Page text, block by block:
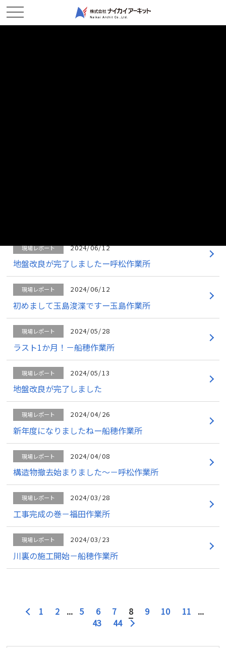
現場レポート 2024/06/12
地盤改良が完了しましたー呼松作業所
現場レポート 2024/06/12
初めまして玉島浚渫ですー玉島作業所
現場レポート 2024/05/28
ラスト1か月！－船穂作業所
現場レポート 2024/05/13
地盤改良が完了しました
現場レポート 2024/04/26
新年度になりましたねー船穂作業所
現場レポート 2024/04/08
構造物撤去始まりました～－呼松作業所
現場レポート 2024/03/28
工事完成の巻－福田作業所
現場レポート 2024/03/23
川裏の施工開始－船穂作業所
1 2 ... 5 6 7 8 9 10 11
...
43
44